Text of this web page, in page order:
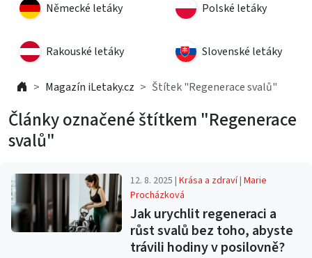
Německé letáky Polské letáky
Rakouské letáky Slovenské letáky
Magazín iLetaky.cz Štítek "Regenerace svalů"
Články označené štítkem "Regenerace
svalů"
12. 8. 2025 |Krása a zdraví|Marie
Procházková
Jak urychlit regeneraci a
růst svalů bez toho, abyste
trávili hodiny v posilovně?